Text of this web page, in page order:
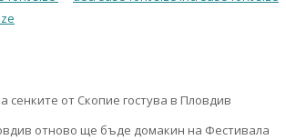
отново ще бъде домакин на Фестивала